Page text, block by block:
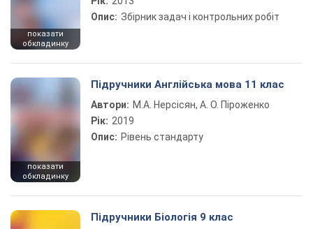
показати
обкладинку
Опис: Збірник задач і контрольних робіт
показати
обкладинку
Підручники Англійська мова 11 клас
Автори: М.А. Нерсісян, А. О. Піроженко
Рік: 2019
Опис: Рівень стандарту
Підручники Біологія 9 клас